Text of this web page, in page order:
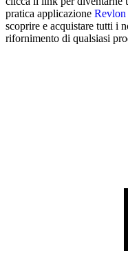
pratica applicazione
scoprire e acquistare tutti i
rifornimento di qualsiasi